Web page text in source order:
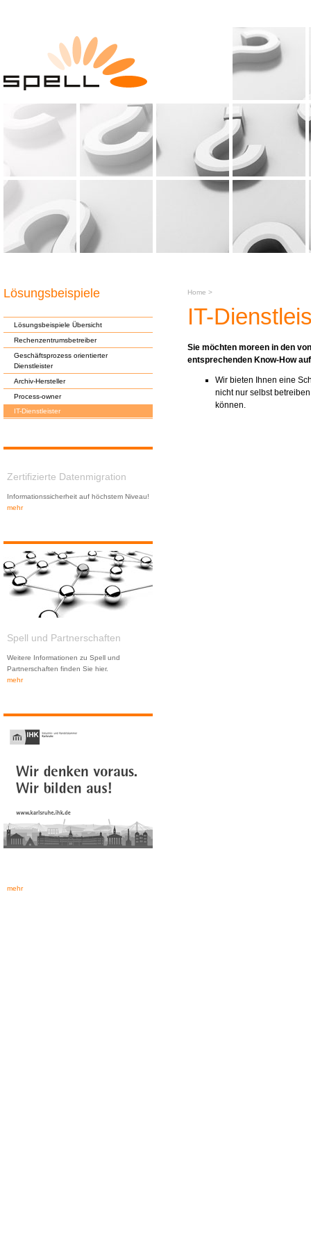
Lösungsbeispiele
Lösungsbeispiele Übersicht
Rechenzentrumsbetreiber
Geschäftsprozess orientierter
Dienstleister
Archiv-Hersteller
Process-owner
IT-Dienstleister
Zertifizierte Datenmigration
Informationssicherheit auf höchstem Niveau!
mehr
Spell und Partnerschaften
Weitere Informationen zu Spell und
Partnerschaften finden Sie hier.
mehr
mehr
Home >
IT-
Sie möchten moreen in den
entsprechenden Know-How
Wir bieten Ihnen eine
nicht nur selbst
können.